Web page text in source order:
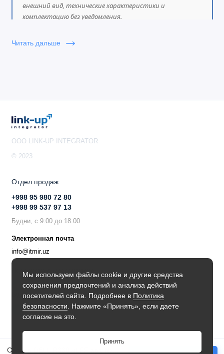
внешний вид, технические характеристики и
комплектацию без уведомления.
Читать дальше
Мы используем файлы cookie и другие средства
сохранения предпочтений и анализа действий
посетителей сайта. Подробнее в Политика
безопасности . Нажмите «Принять», если даете
согласие на это.
Принять
OOO LINK-UP INTEGRATOR
© 2023
Отдел продаж
+998 95 980 72 80
+998 99 537 97 13
Будни, с 9:00 до 18.00
Электронная почта
info@itmir.uz
Поддержка в мессенджере
Будьте в курсе наших новостей!